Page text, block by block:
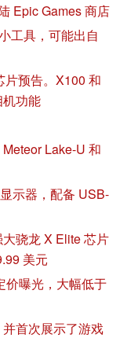
Epic Games 商店
工具，可能出自
预告。X100 和
功能
Lake-U 和
示器，配备 USB-
骁龙 X Elite 芯片
美元
价曝光，大幅低于
首次展示了游戏